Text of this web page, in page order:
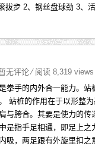
拔步 2、钢丝盘球劲 3、
无评论⁄ 阅读 8,319
拳手的内外合一能力。
站桩的作用在于以形整
与胯合。其要是使力的
是指手足相通，即足上
吸，两足跟有外旋里扣